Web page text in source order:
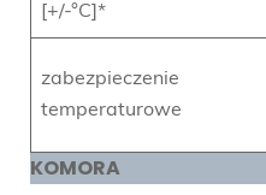
[+/-°C]*
zabezpieczenie
temperaturowe
KOMORA